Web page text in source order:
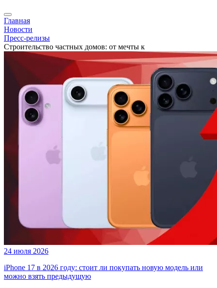
Главная
Новости
Пресс-релизы
Строительство частных домов: от мечты к
24 июля 2026
iPhone 17 в 2026 году: стоит ли покупать новую модель или
можно взять предыдущую